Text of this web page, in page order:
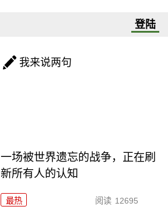
登陆
我来说两句
一场被世界遗忘的战争，正在刷
新所有人的认知
最热 阅读 12695